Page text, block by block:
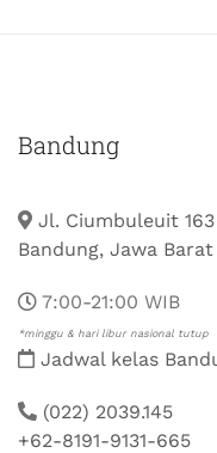
Bandung
Jl. Ciumbuleuit
Bandung, Jawa Barat
7:00-21:00 WIB
*minggu & hari libur nasional tutup
Jadwal kelas
(022) 2039.145
+62-8191-9131-665